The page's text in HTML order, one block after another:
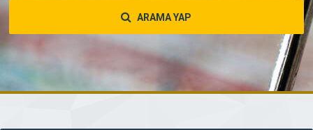
ARAMA YAP